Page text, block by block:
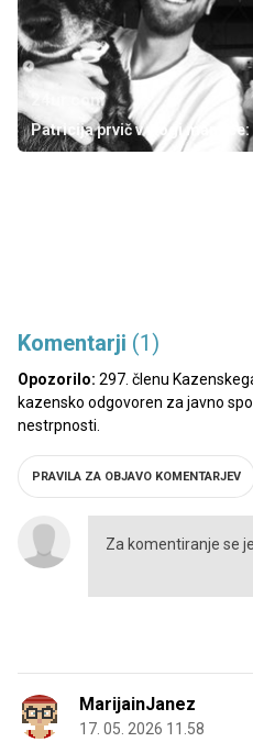
24ur.com
Patricija prvič v vlogi mamice:
Komentarji (1)
Opozorilo: 297. členu
kazensko odgovoren za javno
nestrpnosti.
PRAVILA ZA OBJAVO KOMENTARJEV
MarijainJanez
17. 05. 2026 11.58